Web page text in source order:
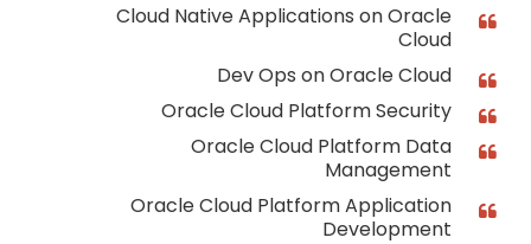
Cloud Native Applications on Oracle
Cloud
Dev Ops on Oracle Cloud
Oracle Cloud Platform Security
Oracle Cloud Platform Data
Management
Oracle Cloud Platform Application
Development